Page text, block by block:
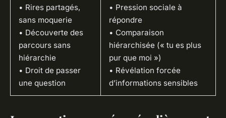
• Rires partagés,
sans moquerie
• Découverte des
parcours sans
hiérarchie
• Droit de passer
une question
• Pression sociale à
répondre
• Comparaison
hiérarchisée (« tu es plus
pur que moi »)
• Révélation forcée
d’informations sensibles